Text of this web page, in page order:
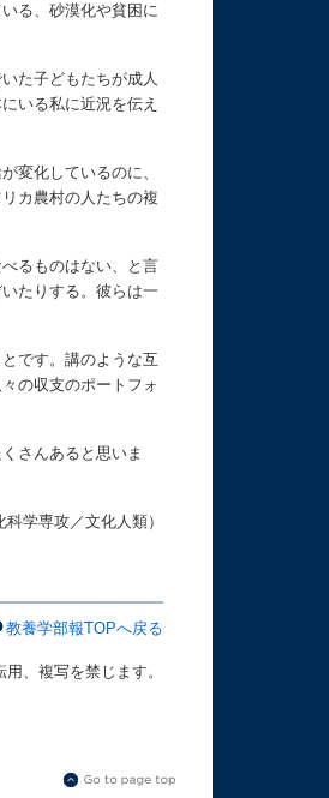
る、砂漠化や貧困に
た子どもたちが成人
いる私に近況を伝え
変化しているのに、
カ農村の人たちの複
るものはない、と言
たりする。彼らは一
です。講のような互
の収支のポートフォ
さんあると思いま
科学専攻／文化人類）
教養学部報TOPへ戻る
、複写を禁じます。